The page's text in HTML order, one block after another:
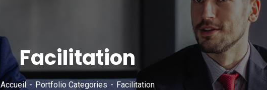
Facilitation
Accueil Portfolio Categories Facilitation